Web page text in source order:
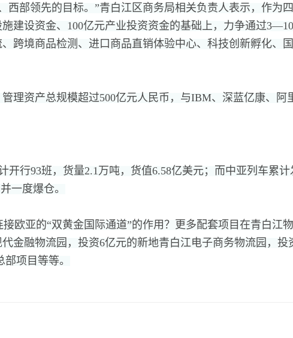
西部领先的目标。 ”青白江区商务局相关负责人表示， 作为
建设资金、 100亿元产业投资资金的基础上， 力争通过3—10
跨境商品检测、 进口商品直销体验中心、 科技创新孵化、
管理资产总规模超过500亿元人民币， 与IBM、 深蓝亿康、 阿
开行93班， 货量2.1万吨， 货值6.58亿美元； 而中亚列车累计
并一度爆仓。
欧亚的“双黄金国际通道”的作用？ 更多配套项目在青白江
金融物流园， 投资6亿元的新地青白江电子商务物流园， 投
项目等等。